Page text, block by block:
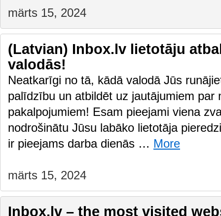
märts 15, 2024
(Latvian) Inbox.lv lietotāju
valodās!
Neatkarīgi no tā, kādā valodā Jūs
palīdzību un atbildēt uz jautājumiem par
pakalpojumiem! Esam pieejami viena
nodrošinātu Jūsu labāko lietotāja
ir pieejams darba dienās … More
märts 15, 2024
Inbox.lv – the most visited